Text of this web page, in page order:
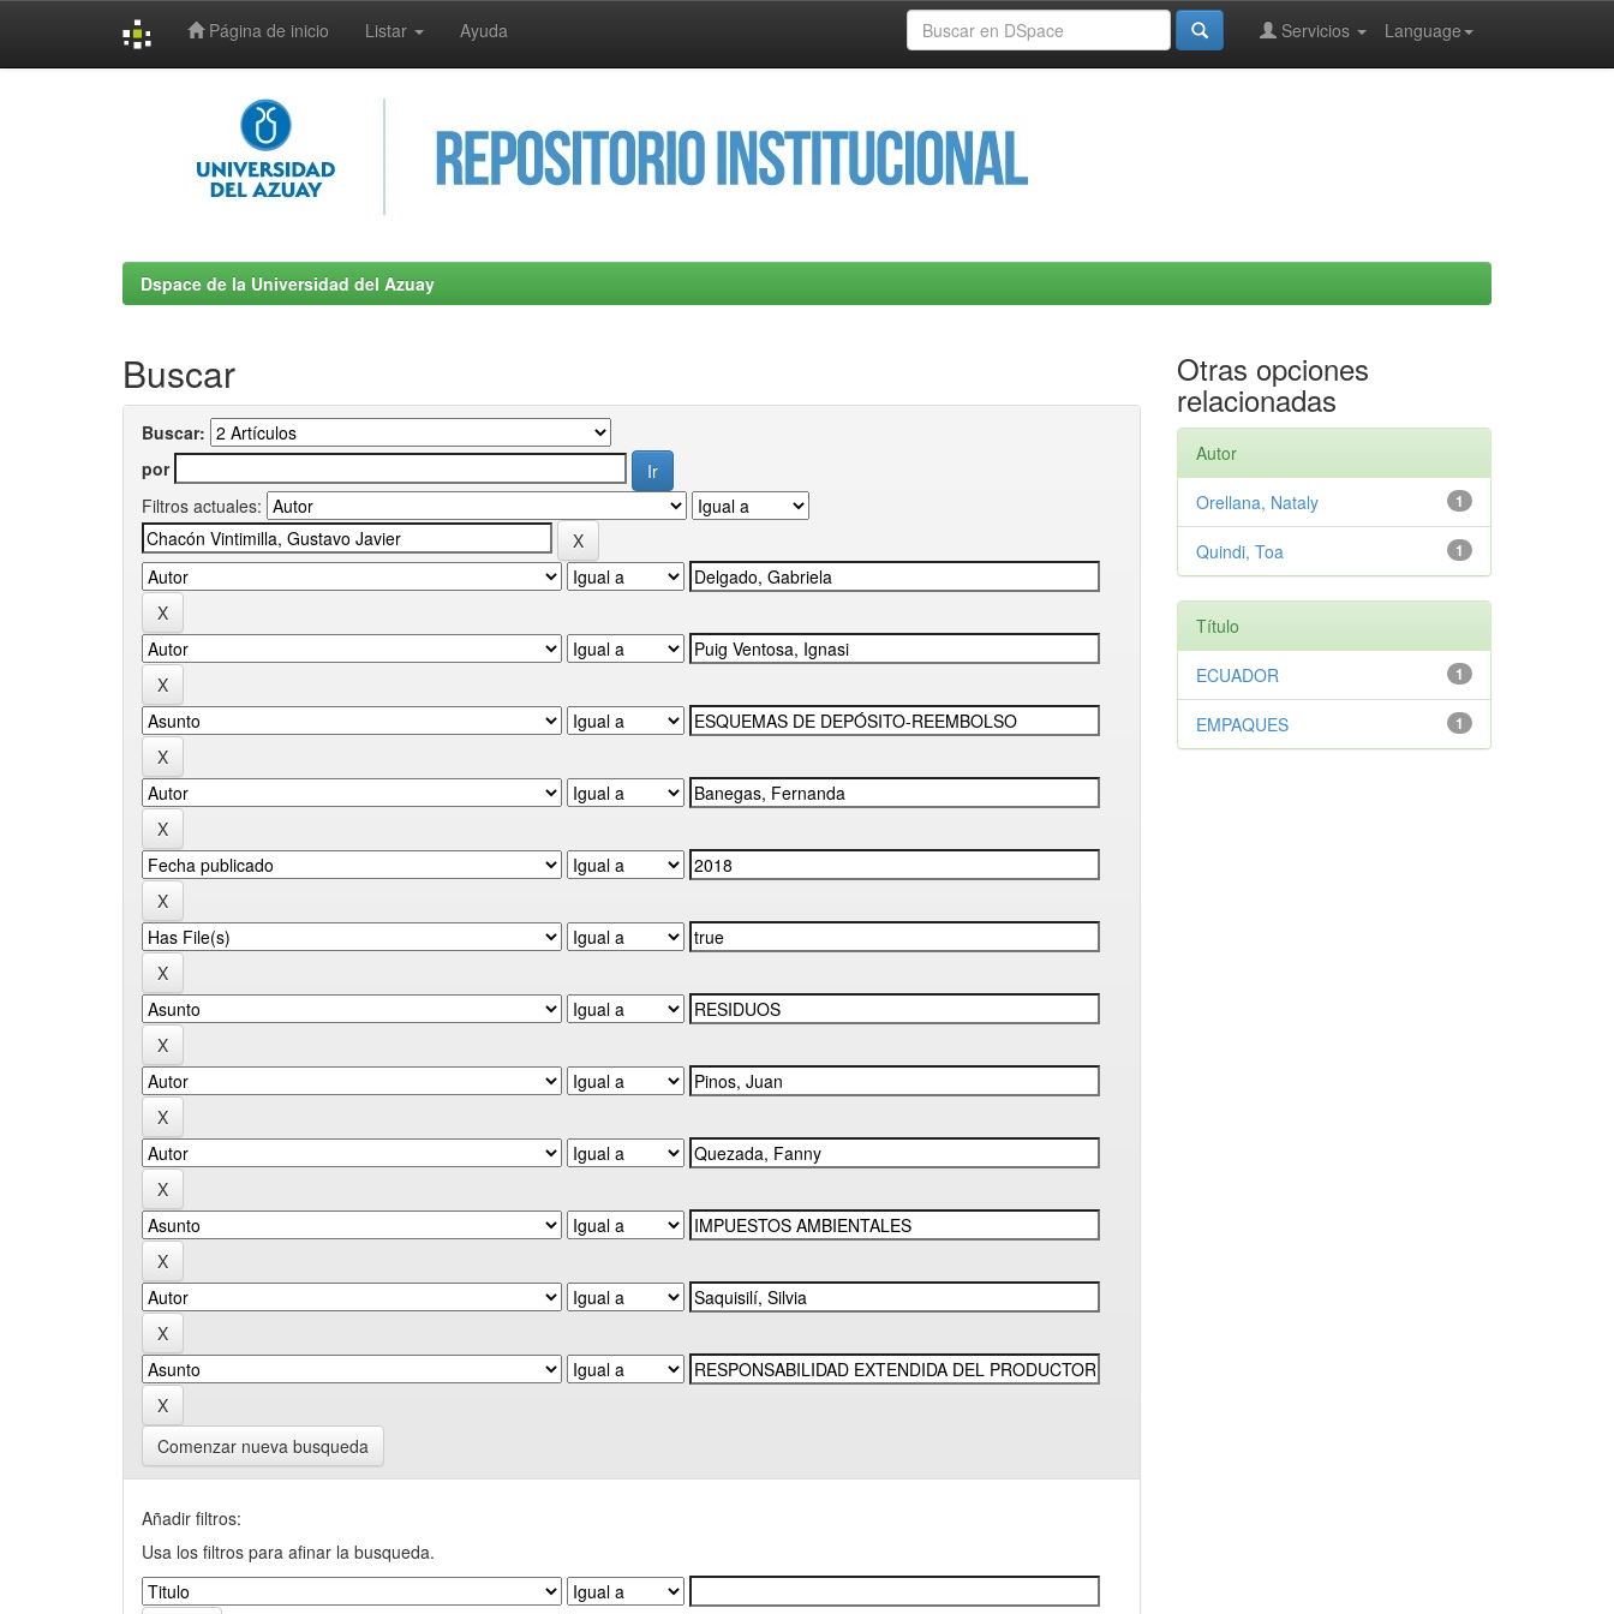
Página de inicio Listar Ayuda Language
Servicios
Dspace de la Universidad del Azuay
Buscar
Buscar:
por
Filtros actuales:
Comenzar nueva busqueda
Añadir filtros:
Usa los filtros para afinar la busqueda.
Otras opciones
relacionadas
Autor
1
Orellana, Nataly
1
Quindi, Toa
Título
1
ECUADOR
1
EMPAQUES